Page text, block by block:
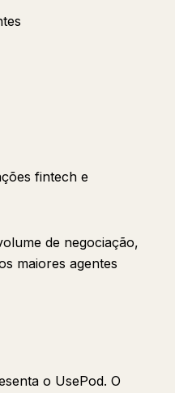
fintech e
de negociação,
maiores agentes
o UsePod. O